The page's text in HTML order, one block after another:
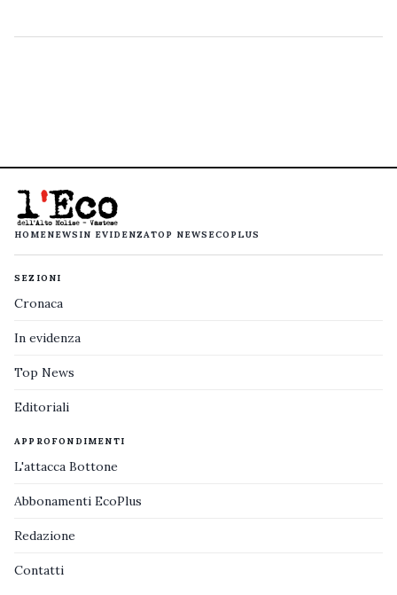
HOMENEWS IN EVIDENZATOP NEWS ECOPLUS
SEZIONI
Cronaca
In evidenza
Top News
Editoriali
APPROFONDIMENTI
L'attacca Bottone
Abbonamenti EcoPlus
Redazione
Contatti